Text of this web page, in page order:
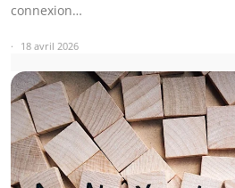
connexion…
18 avril 2026